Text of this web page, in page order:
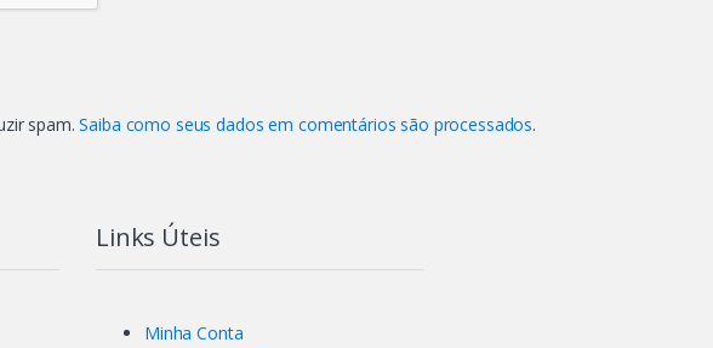
spam.Saiba como seus dados em comentários são processados.
Links Úteis
Minha Conta